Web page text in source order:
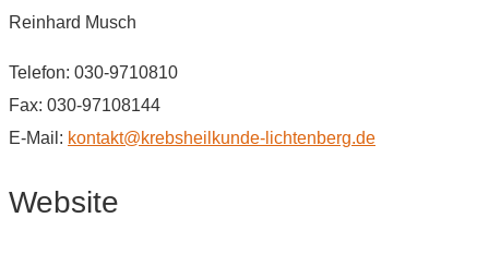
Reinhard Musch
Telefon: 030-9710810
Fax: 030-97108144
E-Mail: kontakt@krebsheilkunde-lichtenberg.de
Website